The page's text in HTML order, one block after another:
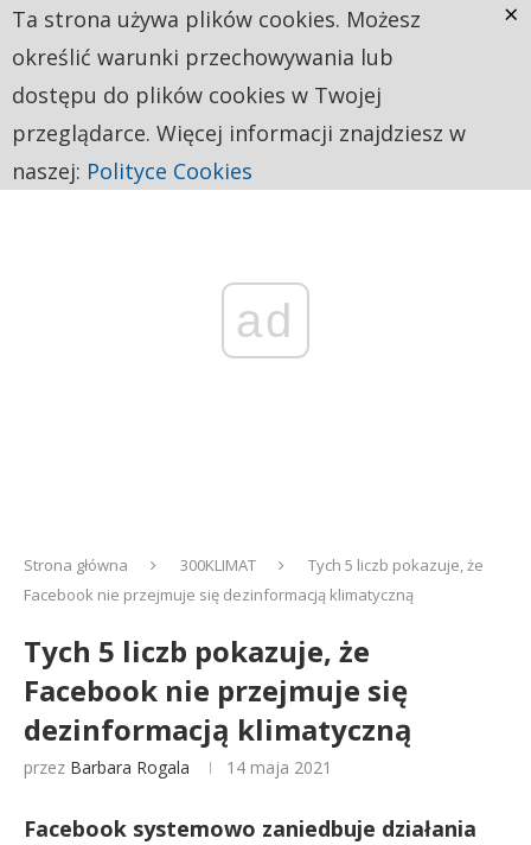
ad
Strona główna 300KLIMAT
Tych 5 liczb pokazuje, że
Facebook nie przejmuje się dezinformacją klimatyczną
Tych 5 liczb pokazuje, że
Facebook nie przejmuje się
dezinformacją klimatyczną
przez Barbara Rogala 14 maja 2021
Facebook systemowo zaniedbuje działania
Ta strona używa plików cookies. Możesz
określić warunki przechowywania lub
dostępu do plików cookies w Twojej
przeglądarce. Więcej informacji znajdziesz w
naszej: Polityce Cookies
×